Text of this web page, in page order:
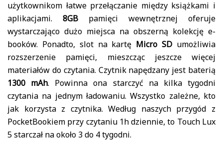
użytkownikom łatwe przełączanie między książkami i
aplikacjami. 8GB pamięci wewnętrznej oferuje
wystarczająco dużo miejsca na obszerną kolekcję e-
booków. Ponadto, slot na kartę Micro SD umożliwia
rozszerzenie pamięci, mieszcząc jeszcze więcej
materiałów do czytania. Czytnik napędzany jest baterią
1300 mAh. Powinna ona starczyć na kilka tygodni
czytania na jednym ładowaniu. Wszystko zależne, kto
jak korzysta z czytnika. Według naszych przygód z
PocketBookiem przy czytaniu 1h dziennie, to Touch Lux
5 starczał na około 3 do 4 tygodni.